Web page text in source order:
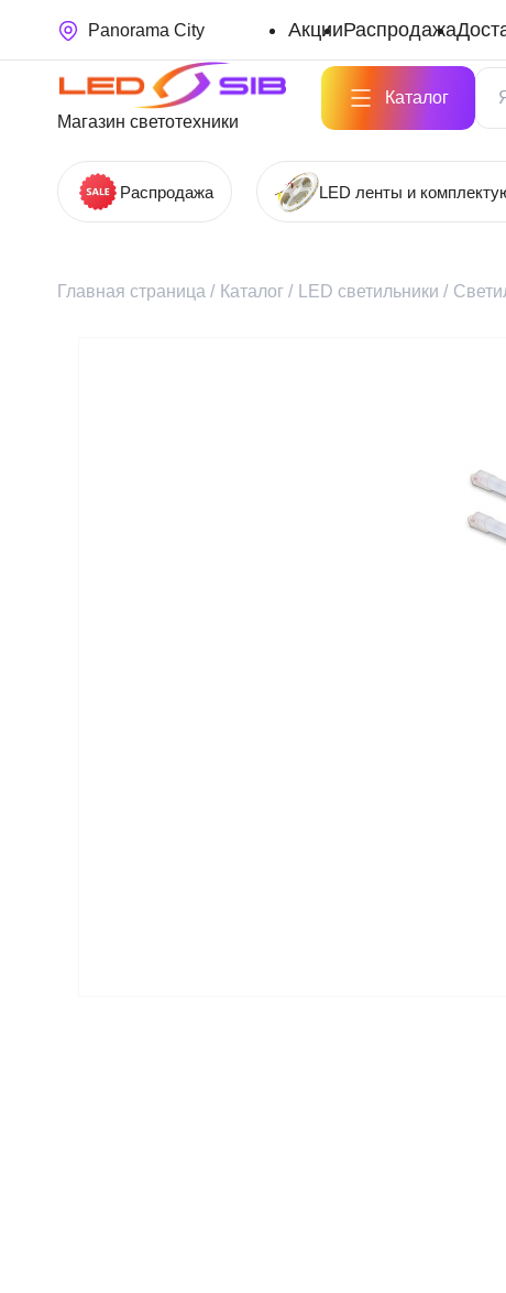
Panorama City АкцииРаспродажа
Магазин светотехники
Каталог
Распродажа LED ленты и
Главная страница / Каталог / LED светильники /